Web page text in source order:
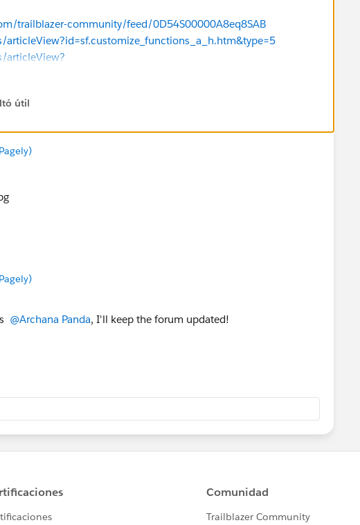
trailblazer-community/feed/0D54S00000A8eq8SAB
articleView?
útil
@Archana Panda, I'll keep the forum updated!